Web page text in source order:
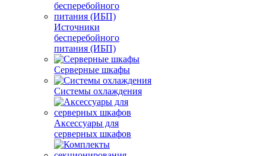
Источники
бесперебойного
питания (ИБП)
Серверные шкафы
Системы охлаждения
Аксессуары для
серверных шкафов